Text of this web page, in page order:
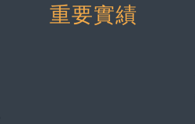
重要實績